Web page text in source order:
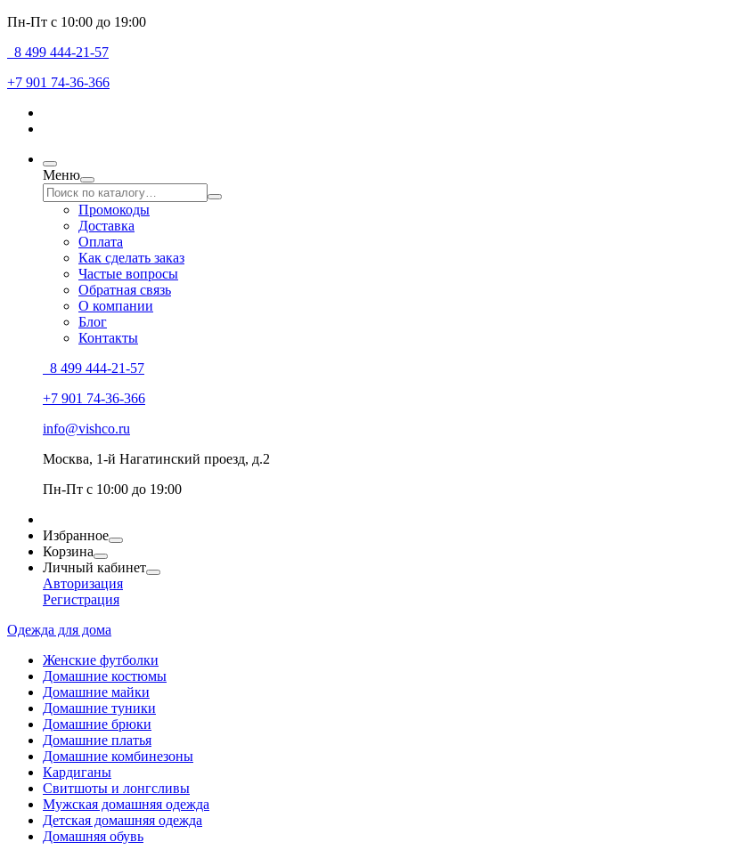
Пн-Пт с 10:00 до 19:00
8 499 444-21-57
+7 901 74-36-366
Меню
Промокоды
Доставка
Оплата
Как сделать заказ
Частые вопросы
Обратная связь
О компании
Блог
Контакты
8 499 444-21-57
+7 901 74-36-366
info@vishco.ru
Москва, 1-й Нагатинский проезд, д.2
Пн-Пт с 10:00 до 19:00
Избранное
Корзина
Личный кабинет
Авторизация
Регистрация
Одежда для дома
Женские футболки
Домашние костюмы
Домашние майки
Домашние туники
Домашние брюки
Домашние платья
Домашние комбинезоны
Кардиганы
Свитшоты и лонгсливы
Мужская домашняя одежда
Детская домашняя одежда
Домашняя обувь